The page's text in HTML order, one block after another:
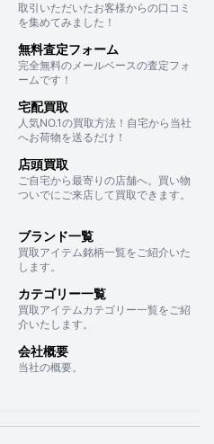
取引いただいたお客様からの口コミ
を集めてみました！
無料査定フォーム
完全無料のメールベースの査定フォ
ームです！
宅配買取
人気NO.1の買取方法！自宅から当社
へお荷物を送るだけ！
店頭買取
ご自宅から最寄りの店舗へ。買い物
ついでにご来店して買取できます。
ブランド一覧
買取アイテム銘柄一覧をご紹介いた
します。
カテゴリー一覧
買取アイテムカテゴリー一覧をご紹
介いたします。
会社概要
当社の概要。